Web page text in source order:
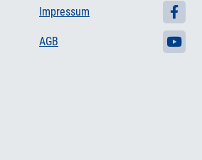
Impressum
AGB